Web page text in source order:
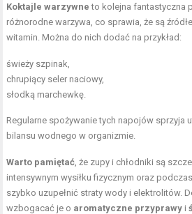
Koktajle warzywne to kolejna fantastyczna
różnorodne warzywa, co sprawia, że są
witamin. Można do nich dodać na przykład:
świeży szpinak,
chrupiący seler naciowy,
słodką marchewkę.
Regularne spożywanie tych napojów sprzyja
bilansu wodnego w organizmie.
Warto pamiętać , że zupy i chłodniki są
intensywnym wysiłku fizycznym oraz
szybko uzupełnić straty wody i elektrolitów.
wzbogacać je o aromatyczne przyprawy i